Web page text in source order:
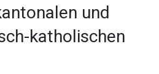
und
katholischen